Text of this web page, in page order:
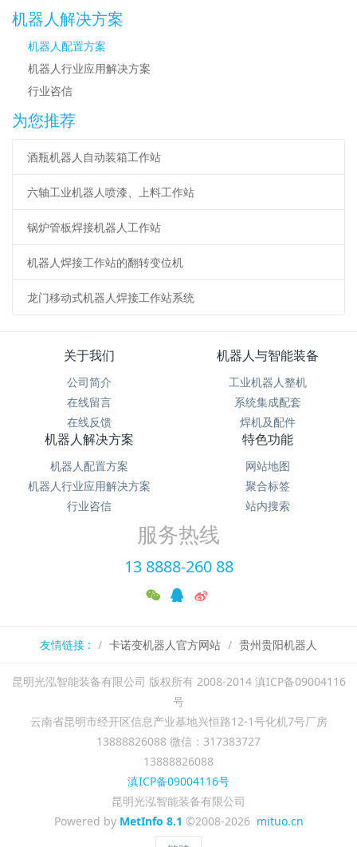
机器人解决方案
机器人配置方案
机器人行业应用解决方案
行业咨信
为您推荐
酒瓶机器人自动装箱工作站
六轴工业机器人喷漆、上料工作站
锅炉管板焊接机器人工作站
机器人焊接工作站的翻转变位机
龙门移动式机器人焊接工作站系统
关于我们
公司简介
在线留言
在线反馈
机器人与智能装备
工业机器人整机
系统集成配套
焊机及配件
机器人解决方案
机器人配置方案
机器人行业应用解决方案
行业咨信
特色功能
网站地图
聚合标签
站内搜索
服务热线
13 8888-260 88
友情链接 : 卡诺变机器人官方网站 贵州贵阳机器人
昆明光泓智能装备有限公司 版权所有 2008-2014 滇ICP备09004116
号
云南省昆明市经开区信息产业基地兴恒路12-1号化机7号厂房
13888826088 微信：317383727
13888826088
滇ICP备09004116号
昆明光泓智能装备有限公司
Powered by MetInfo 8.1 ©2008-2026 mituo.cn